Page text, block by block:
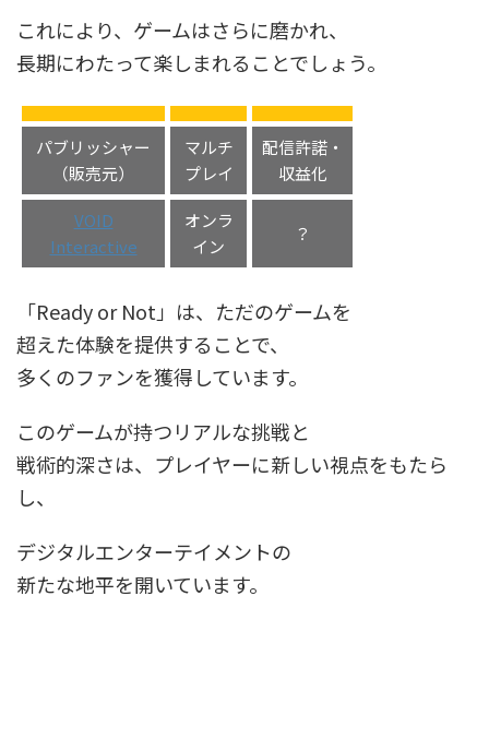
これにより、ゲームはさらに磨かれ、
長期にわたって楽しまれることでしょう。
パブリッシャー
（販売元）
マルチ
プレイ
配信許諾・
収益化
VOID
Interactive
オンラ
イン
？
「Ready or Not」は、ただのゲームを
超えた体験を提供することで、
多くのファンを獲得しています。
このゲームが持つリアルな挑戦と
戦術的深さは、プレイヤーに新しい視点をもたら
し、
デジタルエンターテイメントの
新たな地平を開いています。